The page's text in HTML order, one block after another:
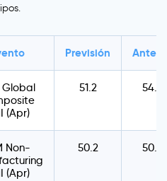
Previsión
Global
(Apr)
51.2 54.4
Non-
(Apr)
50.2 50.8